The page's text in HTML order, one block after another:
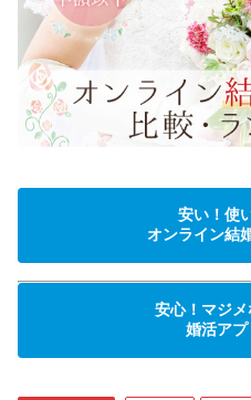
安い！使
オンライン結
安心！マジ
婚活ア